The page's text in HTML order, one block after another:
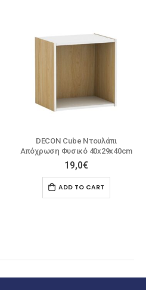
DECON Cube Ντουλάπι
Απόχρωση Φυσικό 40x29x40cm
19,0€
ADD TO CART